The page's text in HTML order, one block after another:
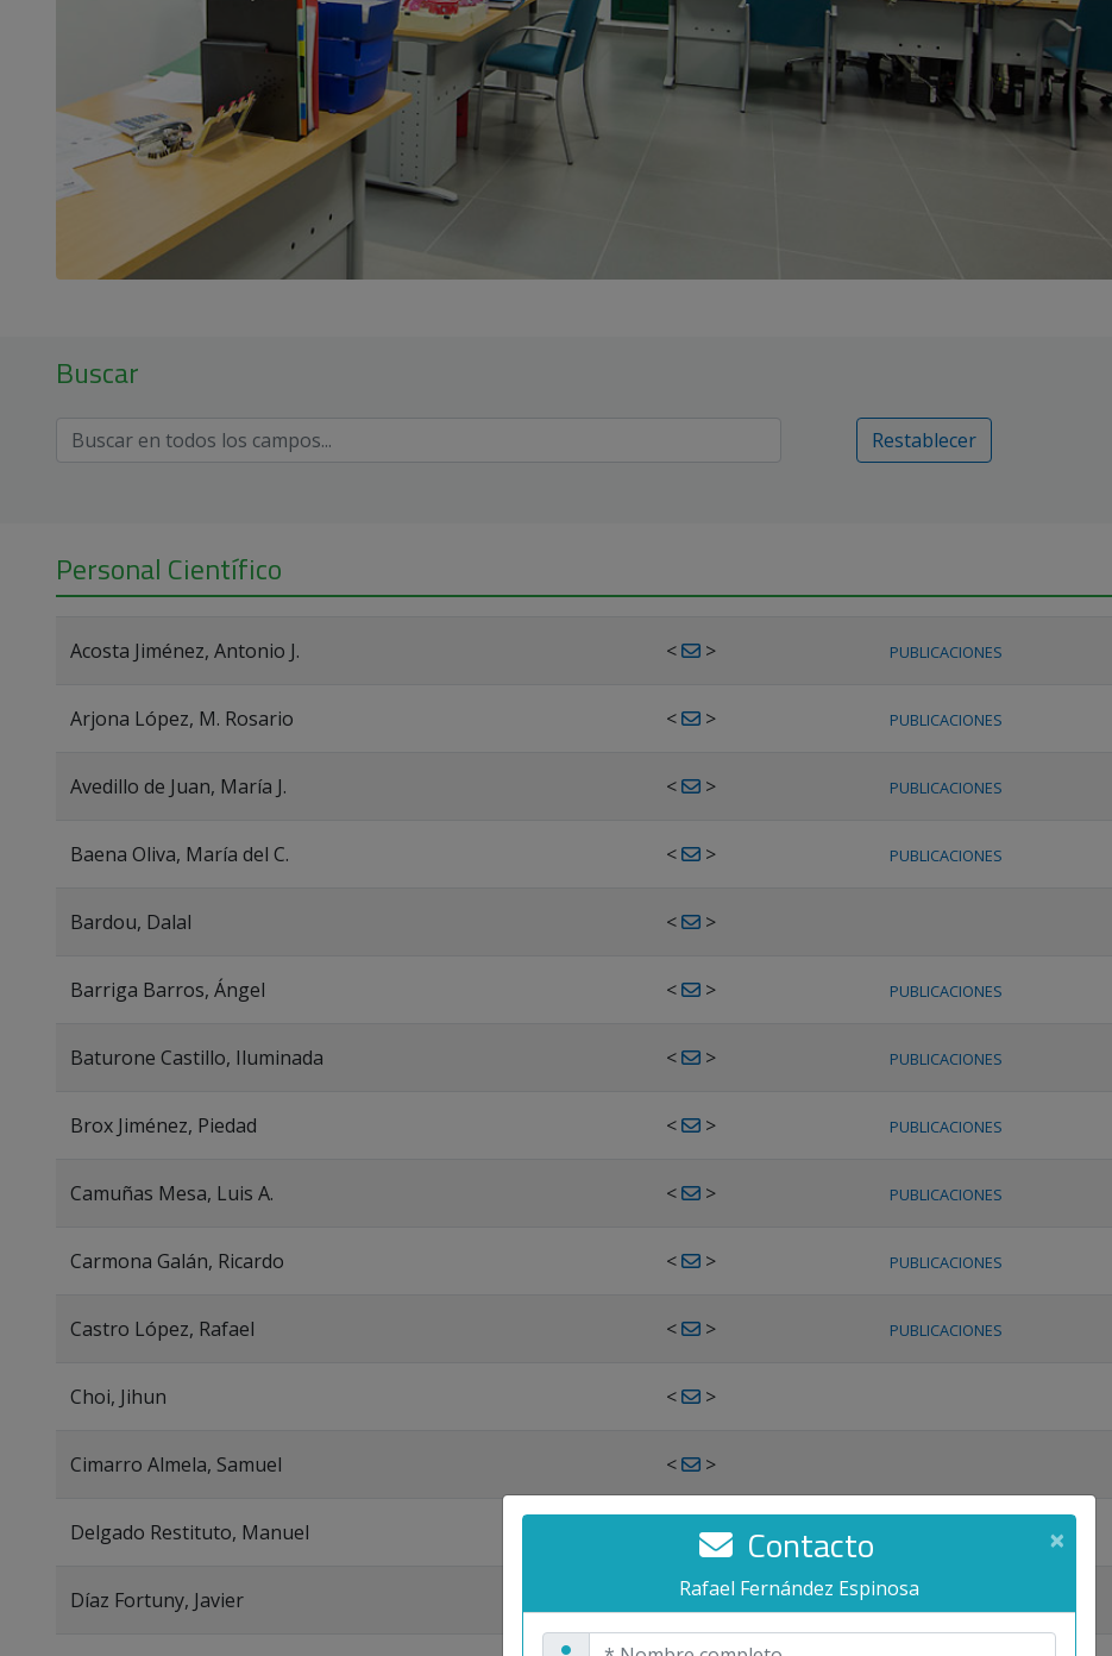
×
Contacto
Rafael Fernández Espinosa
Buscar
Restablecer
Personal Científico
Acosta Jiménez, Antonio J. < > PUBLICACIONES
Arjona López, M. Rosario < > PUBLICACIONES
Avedillo de Juan, María J. < > PUBLICACIONES
Baena Oliva, María del C. < > PUBLICACIONES
Bardou, Dalal < >
Barriga Barros, Ángel < > PUBLICACIONES
Baturone Castillo, Iluminada < > PUBLICACIONES
Brox Jiménez, Piedad < > PUBLICACIONES
Camuñas Mesa, Luis A. < > PUBLICACIONES
Carmona Galán, Ricardo < > PUBLICACIONES
Castro López, Rafael < > PUBLICACIONES
Choi, Jihun < >
Cimarro Almela, Samuel < >
Delgado Restituto, Manuel >
Díaz Fortuny, Javier < > PUBLICACIONES